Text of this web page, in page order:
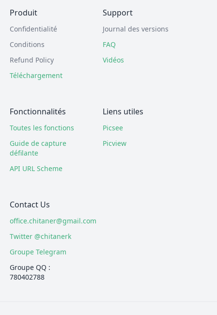
Produit
Confidentialité
Conditions
Refund Policy
Téléchargement
Support
Journal des versions
FAQ
Vidéos
Fonctionnalités
Toutes les fonctions
Guide de capture
défilante
API URL Scheme
Liens utiles
Picsee
Picview
Contact Us
office.chitaner@gmail.com
Twitter @chitanerk
Groupe Telegram
Groupe QQ :
780402788